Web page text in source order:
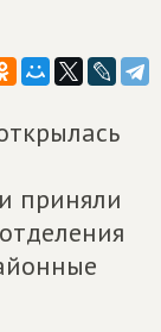
приняли